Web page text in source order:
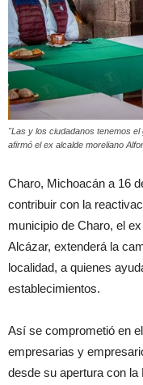
"Las y los ciudadanos tenemos
afirmó el ex alcalde moreliano
Charo, Michoacán a 16
contribuir con la
municipio de Charo, el
Alcázar, extenderá la
localidad, a quienes
establecimientos.
Así se comprometió en
empresarias y
desde su apertura con